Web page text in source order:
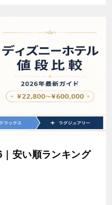
安い順ランキング